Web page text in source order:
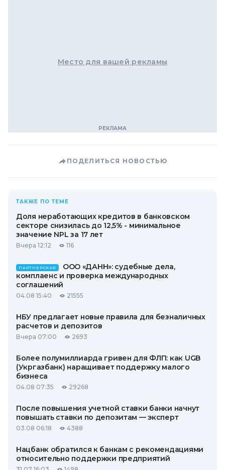
Место для вашей рекламы
ПОДЕЛИТЬСЯ НОВОСТЬЮ
ТАКЖЕ ПО ТЕМЕ
Доля неработающих кредитов в банковском
секторе снизилась до 12,5% - минимальное
значение NPL за 17 лет
Вчера 12:12 116
ПАРТНЕРСКАЯ
ООО «ДАНН»: судебные дела,
комплаенс и проверка международных
соглашений
04.08 15:40 21555
НБУ предлагает новые правила для безналичных
расчетов и депозитов
Вчера 07:00 2693
Более полумиллиарда гривен для ФЛП: как UGB
(Укргазбанк) наращивает поддержку малого
бизнеса
04.08 07:35 29268
После повышения учетной ставки банки начнут
повышать ставки по депозитам — эксперт
03.08 06:18 4388
Нацбанк обратился к банкам с рекомендациями
относительно поддержки предприятий